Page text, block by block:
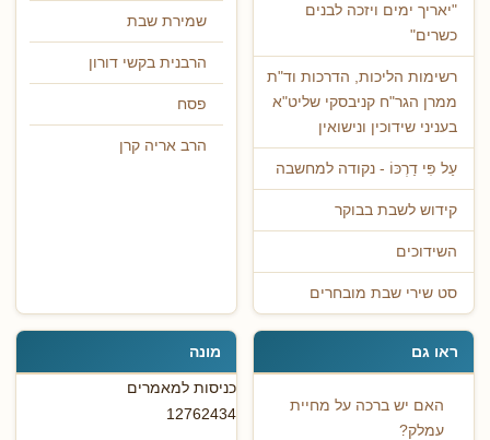
"יאריך ימים ויזכה לבנים
כשרים"
רשימות הליכות, הדרכות וד"ת
ממרן הגר"ח קניבסקי שליט"א
בעניני שידוכין ונישואין
עַל פִּי דַרְכּוֹ - נקודה למחשבה
קידוש לשבת בבוקר
השידוכים
סט שירי שבת מובחרים
שמירת שבת
הרבנית בקשי דורון
פסח
הרב אריה קרן
ראו גם
האם יש ברכה על מחיית
עמלק?
מונה
כניסות למאמרים
12762434